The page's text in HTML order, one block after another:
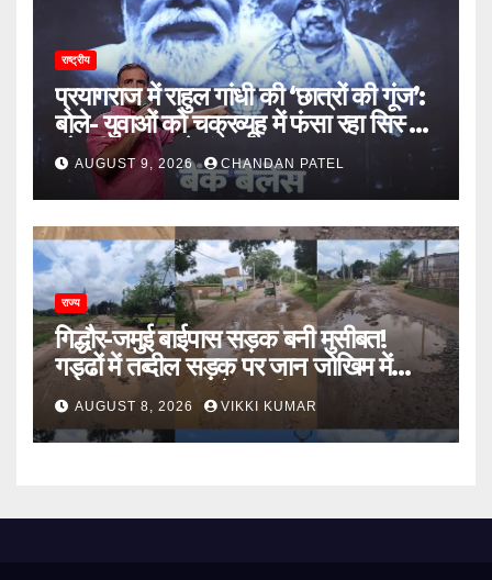
राष्ट्रीय
प्रयागराज में राहुल गांधी की ‘छात्रों की गूंज’:
बोले- युवाओं को चक्रव्यूह में फंसा रहा सिस्टम,
नौकरी के दरवाजे बंद
AUGUST 9, 2026 CHANDAN PATEL
राज्य
गिद्धौर-जमुई बाईपास सड़क बनी मुसीबत!
गड्ढों में तब्दील सड़क पर जान जोखिम में
डालकर सफर कर रहे ग्रामीण
AUGUST 8, 2026 VIKKI KUMAR